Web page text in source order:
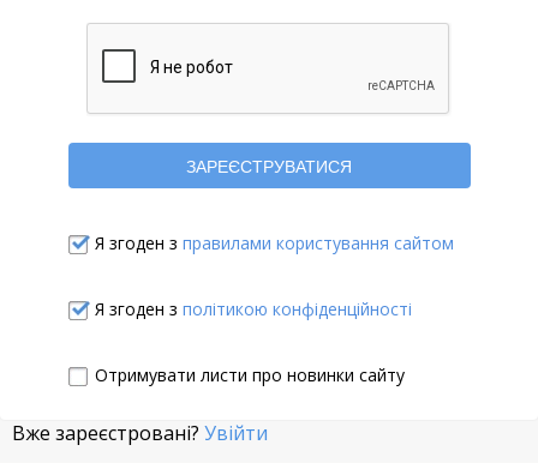
Я згоден з правилами користування сайтом
Я згоден з політикою конфіденційності
Отримувати листи про новинки сайту
Вже зареєстровані? Увійти